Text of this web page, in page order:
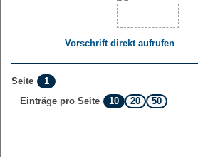
Vorschrift direkt aufrufen
Seite
1
Einträge pro Seite
10 20 50